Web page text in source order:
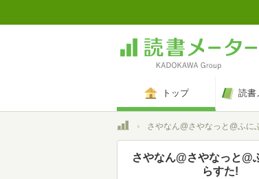
トップ 読書
トップさやなん@さやなっと@ふにふにく
さやなん@さやなっと@
らすた!